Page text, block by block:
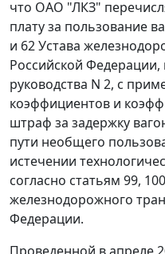
что ОАО "ЛКЗ"
плату за пользование
и 62Устава
Российской Федерации,
руководства N 2, с
коэффициентов и
штраф за задержку
пути необщего
истечении
согласно статьям 99, 100
железнодорожного
Федерации.